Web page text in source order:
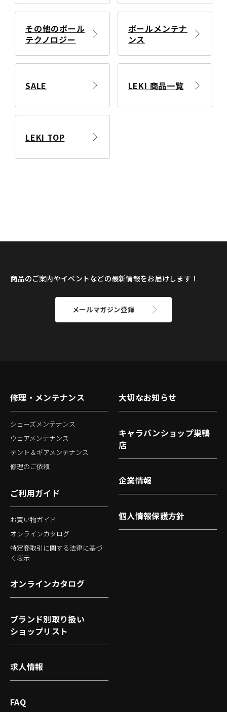
その他のポール
テクノロジー
ポールメンテナ
ンス
SALE LEKI 商品一覧
LEKI TOP
商品のご案内やイベントなどの最新情報をお届けします！
メールマガジン登録
修理・メンテナンス
シューズメンテナンス
ウェアメンテナンス
テント＆ギアメンテナンス
修理のご依頼
ご利用ガイド
お買い物ガイド
オンラインカタログ
特定商取引に関する法律に基づ
く表示
大切なお知らせ
キャラバンショップ巣鴨
店
企業情報
個人情報保護方針
オンラインカタログ
ブランド別取り扱い
ショップリスト
求人情報
FAQ